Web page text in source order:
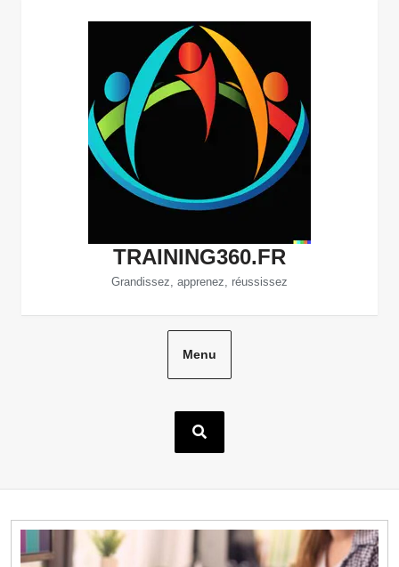
TRAINING360.FR
Grandissez, apprenez, réussissez
Menu